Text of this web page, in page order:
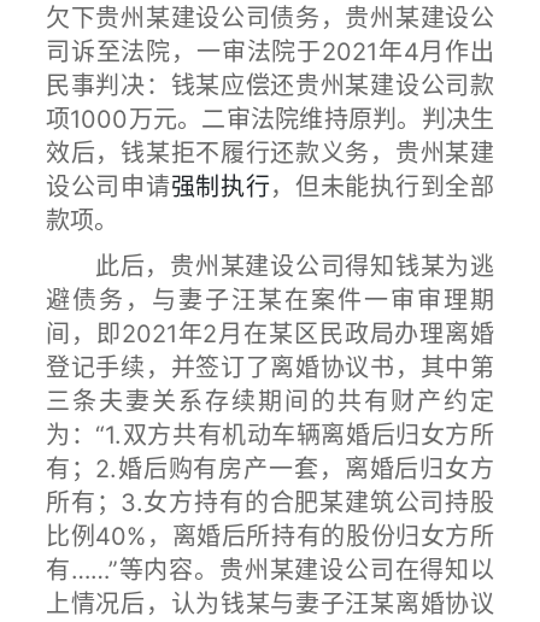
欠下贵州某建设公司债务，贵州某建设公
司诉至法院，一审法院于2021年4月作出
民事判决：钱某应偿还贵州某建设公司款
项1000万元。二审法院维持原判。判决生
效后，钱某拒不履行还款义务，贵州某建
设公司申请强制执行，但未能执行到全部
款项。
此后，贵州某建设公司得知钱某为逃
避债务，与妻子汪某在案件一审审理期
间，即2021年2月在某区民政局办理离婚
登记手续，并签订了离婚协议书，其中第
三条夫妻关系存续期间的共有财产约定
为：“1.双方共有机动车辆离婚后归女方所
有；2.婚后购有房产一套，离婚后归女方
所有；3.女方持有的合肥某建筑公司持股
比例40%，离婚后所持有的股份归女方所
有……”等内容。贵州某建设公司在得知以
上情况后，认为钱某与妻子汪某离婚协议